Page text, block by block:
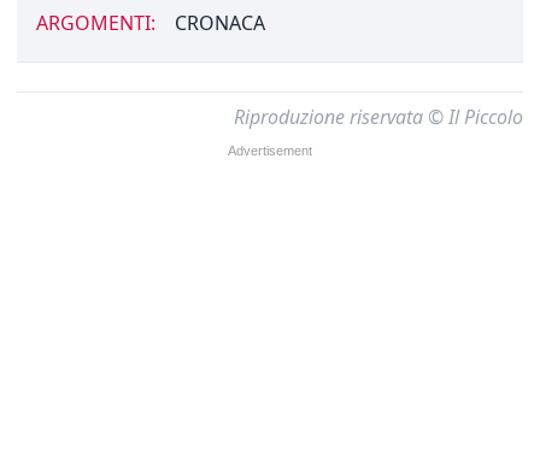
ARGOMENTI: CRONACA
Riproduzione riservata © Il Piccolo